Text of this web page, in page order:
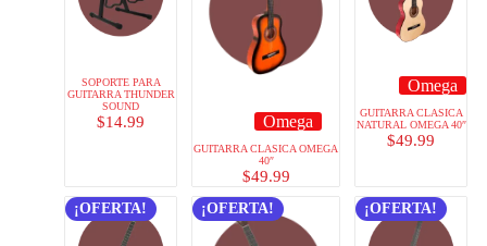
SOPORTE PARA
GUITARRA THUNDER
SOUND
$14.99 Omega
GUITARRA CLASICA OMEGA
40″
$49.99
Omega
GUITARRA CLASICA
NATURAL OMEGA 40″
$49.99
¡OFERTA! ¡OFERTA! ¡OFERTA!